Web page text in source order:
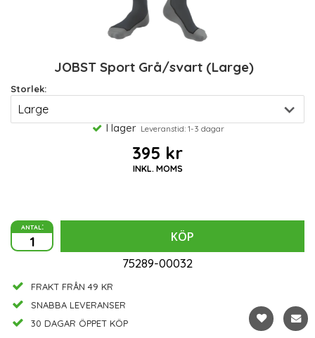
JOBST Sport Grå/svart (Large)
Storlek:
I lager Leveranstid: 1-3 dagar
395 kr
INKL. MOMS
antal:
KÖP
75289-00032
FRAKT FRÅN 49 KR
SNABBA LEVERANSER
30 DAGAR ÖPPET KÖP